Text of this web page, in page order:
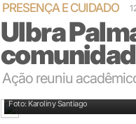
PRESENÇA E CUIDADO
Ulbra
Ação reuniu
Foto: Karoliny Santiago